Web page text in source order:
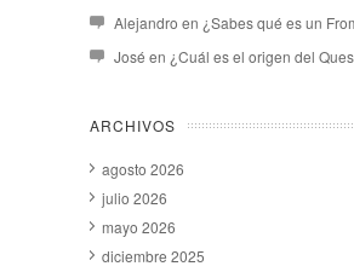
Alejandro en ¿Sabes qué es un
José en ¿Cuál es el origen del
ARCHIVOS
agosto 2026
julio 2026
mayo 2026
diciembre 2025